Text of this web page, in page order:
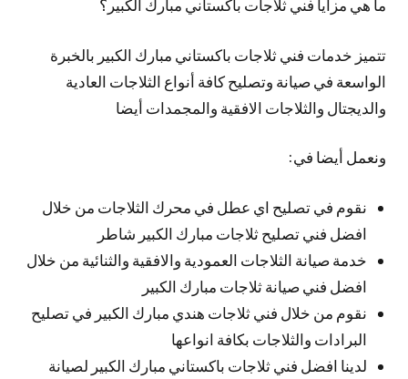
ما هي مزايا فني ثلاجات باكستاني مبارك الكبير؟
تتميز خدمات فني ثلاجات باكستاني مبارك الكبير بالخبرة
الواسعة في صيانة وتصليح كافة أنواع الثلاجات العادية
والديجتال والثلاجات الافقية والمجمدات أيضا
ونعمل أيضا في:
نقوم في تصليح اي عطل في محرك الثلاجات من خلال
افضل فني تصليح ثلاجات مبارك الكبير شاطر
خدمة صيانة الثلاجات العمودية والافقية والثنائية من خلال
افضل فني صيانة ثلاجات مبارك الكبير
نقوم من خلال فني ثلاجات هندي مبارك الكبير في تصليح
البرادات والثلاجات بكافة انواعها
لدينا افضل فني ثلاجات باكستاني مبارك الكبير لصيانة